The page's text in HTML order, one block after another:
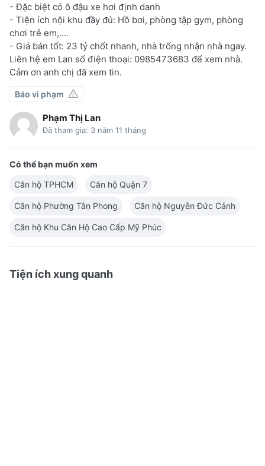
- Đặc biệt có ô đậu xe hơi định danh
- Tiện ích nội khu đầy đủ: Hồ bơi, phòng tập gym, phòng
chơi trẻ em,....
- Giá bán tốt: 23 tỷ chốt nhanh, nhà trống nhận nhà ngay.
Liên hệ em Lan số điện thoại: 0985473683 để xem nhà.
Cảm ơn anh chị đã xem tin.
Báo vi phạm
Phạm Thị Lan
Đã tham gia: 3 năm 11 tháng
Có thể bạn muốn xem
Căn hộ TPHCM
Căn hộ Quận 7
Căn hộ Phường Tân Phong Căn hộ Nguyễn Đức Cảnh
Căn hộ Khu Căn Hộ Cao Cấp Mỹ Phúc
Tiện ích xung quanh